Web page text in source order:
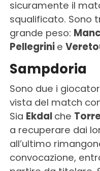
sicuramente il
squalificato. Sono
grande peso:
Pellegrini e
Sampdoria
Sono due i
vista del match
Sia Ekdal che
a recuperare dai
all’ultimo
convocazione,